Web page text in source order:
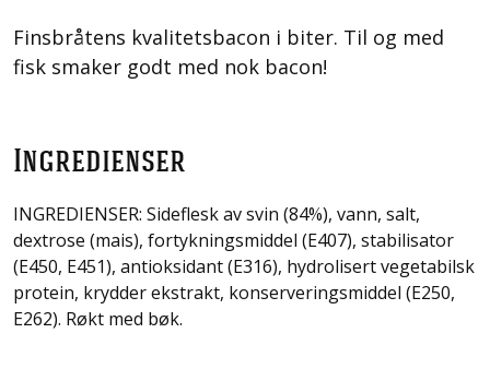
Finsbråtens kvalitetsbacon i biter. Til og med
fisk smaker godt med nok bacon!
Ingredienser
INGREDIENSER: Sideflesk av svin (84%), vann, salt,
dextrose (mais), fortykningsmiddel (E407), stabilisator
(E450, E451), antioksidant (E316), hydrolisert vegetabilsk
protein, krydder ekstrakt, konserveringsmiddel (E250,
E262). Røkt med bøk.